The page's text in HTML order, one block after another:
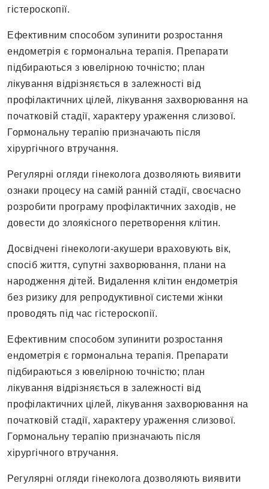
гістероскопії.
Ефективним способом зупинити розростання
ендометрія є гормональна терапія. Препарати
підбираються з ювелірною точністю; план
лікування відрізняється в залежності від
профілактичних цілей, лікування захворювання на
початковій стадії, характеру ураження слизової.
Гормональну терапію призначають після
хірургічного втручання.
Регулярні огляди гінеколога дозволяють виявити
ознаки процесу на самій ранній стадії, своєчасно
розробити програму профілактичних заходів, не
довести до злоякісного перетворення клітин.
Досвідчені гінекологи-акушери враховують вік,
спосіб життя, супутні захворювання, плани на
народження дітей. Видалення клітин ендометрія
без ризику для репродуктивної системи жінки
проводять під час гістероскопії.
Ефективним способом зупинити розростання
ендометрія є гормональна терапія. Препарати
підбираються з ювелірною точністю; план
лікування відрізняється в залежності від
профілактичних цілей, лікування захворювання на
початковій стадії, характеру ураження слизової.
Гормональну терапію призначають після
хірургічного втручання.
Регулярні огляди гінеколога дозволяють виявити